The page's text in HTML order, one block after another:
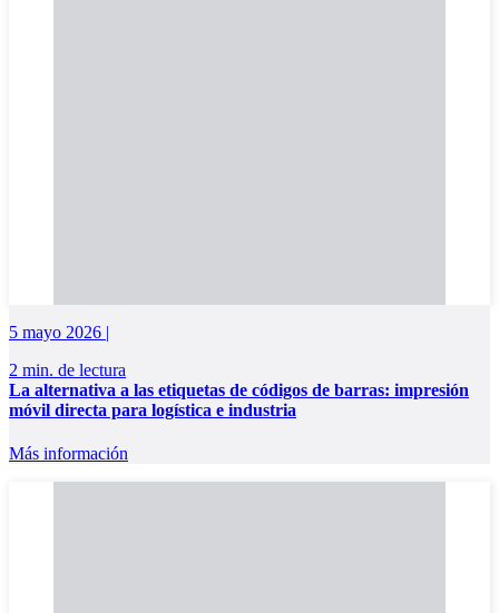
5 mayo 2026 |
2 min. de lectura
La alternativa a las etiquetas de códigos de barras: impresión
móvil directa para logística e industria
Más información